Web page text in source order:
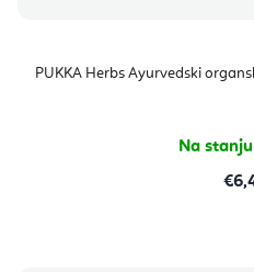
PUKKA Herbs Ayurvedski
Na stanju